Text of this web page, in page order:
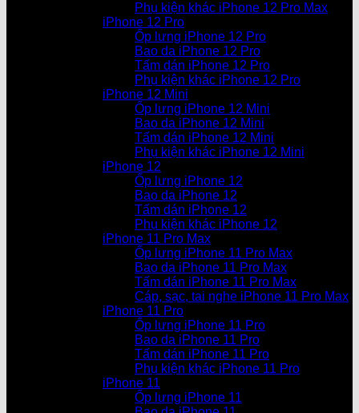
Phụ kiện khác iPhone 12 Pro Max
iPhone 12 Pro
Ốp lưng iPhone 12 Pro
Bao da iPhone 12 Pro
Tấm dán iPhone 12 Pro
Phụ kiện khác iPhone 12 Pro
iPhone 12 Mini
Ốp lưng iPhone 12 Mini
Bao da iPhone 12 Mini
Tấm dán iPhone 12 Mini
Phụ kiện khác iPhone 12 Mini
iPhone 12
Ốp lưng iPhone 12
Bao da iPhone 12
Tấm dán iPhone 12
Phụ kiện khác iPhone 12
iPhone 11 Pro Max
Ốp lưng iPhone 11 Pro Max
Bao da iPhone 11 Pro Max
Tấm dán iPhone 11 Pro Max
Cáp, sạc, tai nghe iPhone 11 Pro Max
iPhone 11 Pro
Ốp lưng iPhone 11 Pro
Bao da iPhone 11 Pro
Tấm dán iPhone 11 Pro
Phụ kiện khác iPhone 11 Pro
iPhone 11
Ốp lưng iPhone 11